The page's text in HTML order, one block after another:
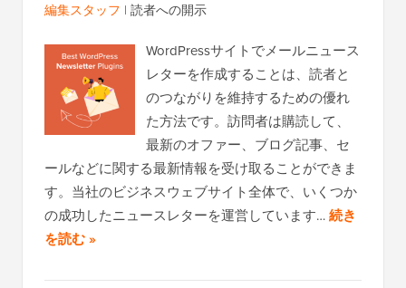
編集スタッフ | 読者への開示
WordPressサイトでメールニュース
レターを作成することは、読者と
のつながりを維持するための優れ
た方法です。訪問者は購読して、
最新のオファー、ブログ記事、セ
ールなどに関する最新情報を受け取ることができま
す。当社のビジネスウェブサイト全体で、いくつか
の成功したニュースレターを運営しています…続き
を読む »